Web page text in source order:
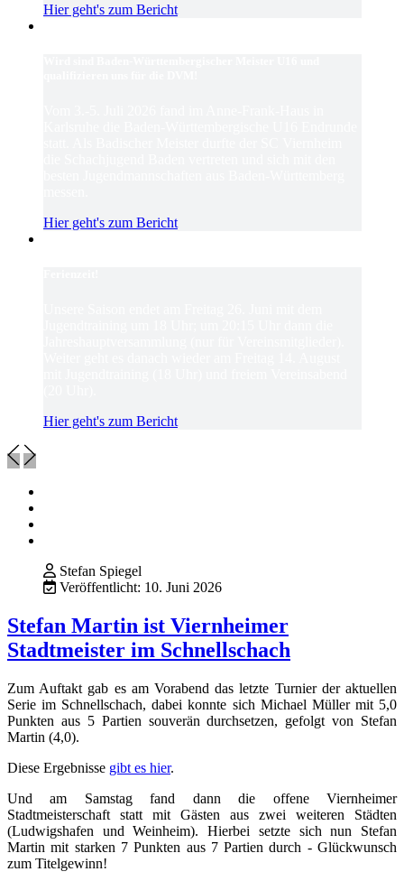
Hier geht's zum Bericht
Hier geht's zum Bericht
Hier geht's zum Bericht
Stefan Spiegel
Veröffentlicht: 10. Juni 2026
Stefan Martin ist Viernheimer
Stadtmeister im Schnellschach
Zum Auftakt gab es am Vorabend das letzte Turnier der aktuellen
Serie im Schnellschach, dabei konnte sich Michael Müller mit 5,0
Punkten aus 5 Partien souverän durchsetzen, gefolgt von Stefan
Martin (4,0).
Diese Ergebnisse gibt es hier.
Und am Samstag fand dann die offene Viernheimer
Stadtmeisterschaft statt mit Gästen aus zwei weiteren Städten
(Ludwigshafen und Weinheim). Hierbei setzte sich nun Stefan
Martin mit starken 7 Punkten aus 7 Partien durch - Glückwunsch
zum Titelgewinn!